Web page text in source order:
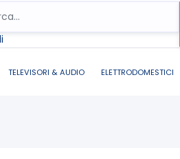
TELEVISORI & AUDIO ELETTRODOMESTICI